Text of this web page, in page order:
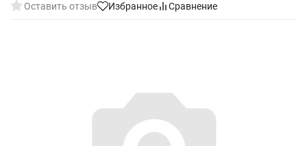
Оставить отзыв Избранное Сравнение